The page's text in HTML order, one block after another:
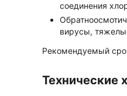
соединения
вирусы,
Рекомендуемый
Технические